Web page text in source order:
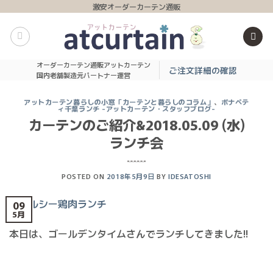
content
激安オーダーカーテン通販
オーダーカーテン通販アットカーテン
国内老舗製造元パートナー運営
ご注文詳細の確認
アットカーテン暮らしの小窓「カーテンと暮らしのコラム」 、 ボナペテ
ィ千葉ランチ -アットカーテン・スタッフブログ-
カーテンのご紹介&2018.05.09 (水)
ランチ会
POSTED ON 2018年5月9日 BYIDESATOSHI
09
5月
本日は、ゴールデンタイムさんでランチしてきました!!